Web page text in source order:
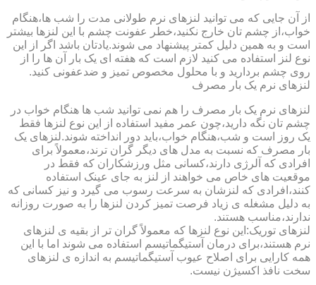
از آن جایی که می توانید لنزهای نرم طولانی مدت را شب ها،هنگام
خواب،از چشم تان خارج نکنید،خطر عفونت چشم با این لنزها بیشتر
است و به همین دلیل کمتر پیشنهاد می شوند.یادتان باشد اگر از این
نوع لنز استفاده می کنید لازم است که هفته ای یک بار آن ها را از
روی چشم بردارید و با محلول مخصوص تمیز و ضدعفونی کنید.
لنزهای نرم یک بار مصرف
لنزهای نرم یک بار مصرف را هم نمی توانید شب ها هنگام خواب در
چشم تان نگه دارید،چون عمر مفید استفاده از این نوع لنزها فقط
یک روز است و شب،هنگام خواب،باید دور انداخته شوند.لنزهای یک
بار مصرف که نسبت به مدل های دیگر گران ترند،معمولاً برای
افرادی که آلرژی دارند،کسانی مثل ورزشکاران که فقط در
موقعیت های خاص می خواهند از لنز به جای عینک استفاده
کنند،افرادی که لنزشان به سرعت رسوب می گیرد و نیز کسانی که
به دلیل مشغله ی زیاد فرصت تمیز کردن لنزها را به صورت روزانه
ندارند،مناسب هستند.
لنزهای توریک:این نوع لنزها که معمولاً گران تر از بقیه ی لنزهای
نرم هستند،برای درمان آستیگماتیسم استفاده می شوند اما با این
همه کارایی برای اصلاح عیوب آستیگماتیسم به اندازه ی لنزهای
سخت نافذ اکسیژن نیست.